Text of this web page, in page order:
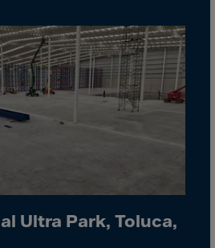
Ultra Park, Toluca,